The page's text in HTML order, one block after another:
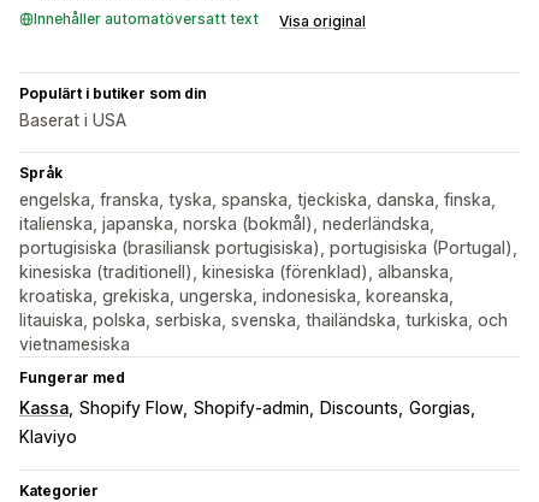
Innehåller automatöversatt text Visa original
Populärt i butiker som din
Baserat i USA
Språk
engelska, franska, tyska, spanska, tjeckiska, danska, finska,
italienska, japanska, norska (bokmål), nederländska,
portugisiska (brasiliansk portugisiska), portugisiska (Portugal),
kinesiska (traditionell), kinesiska (förenklad), albanska,
kroatiska, grekiska, ungerska, indonesiska, koreanska,
litauiska, polska, serbiska, svenska, thailändska, turkiska, och
vietnamesiska
Fungerar med
Kassa Shopify Flow Shopify-admin Discounts Gorgias
Klaviyo
Kategorier